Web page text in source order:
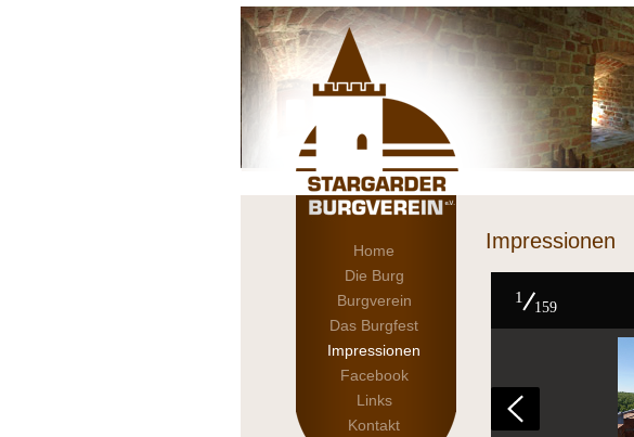
Impressionen
1
159
Home
Die Burg
Burgverein
Das Burgfest
Impressionen
Facebook
Links
Kontakt